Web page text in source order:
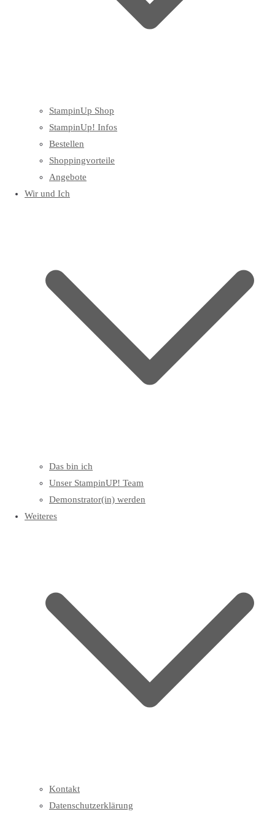
StampinUp Shop
StampinUp! Infos
Bestellen
Shoppingvorteile
Angebote
Wir und Ich
Das bin ich
Unser StampinUP! Team
Demonstrator(in) werden
Weiteres
Kontakt
Datenschutzerklärung